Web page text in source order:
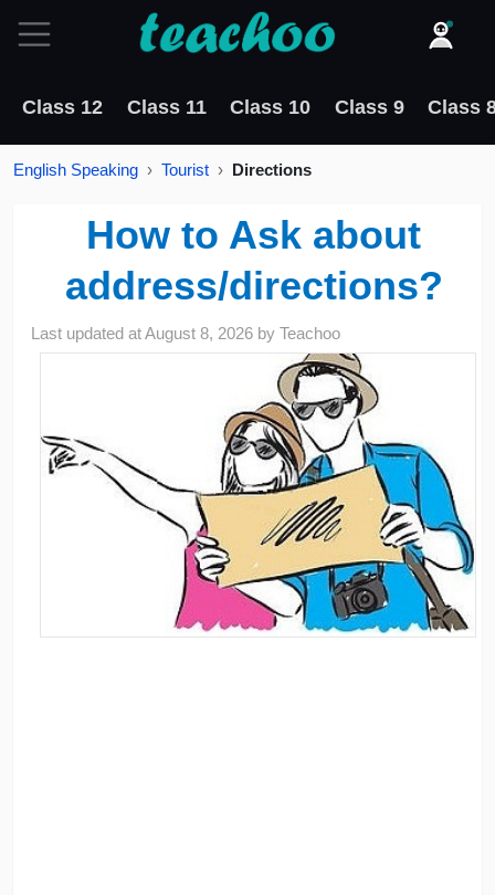
Class 12 Class 11 Class 10 Class 9 Class
English Speaking Tourist Directions
How to Ask about
address/directions?
Last updated atAugust 8, 2026 byTeachoo